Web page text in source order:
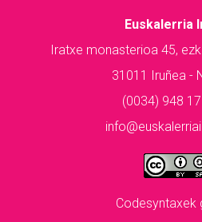
Euskalerria
Iratxe monasterioa 45,
31011 Iruñea -
(0034) 948
Codesyntaxek